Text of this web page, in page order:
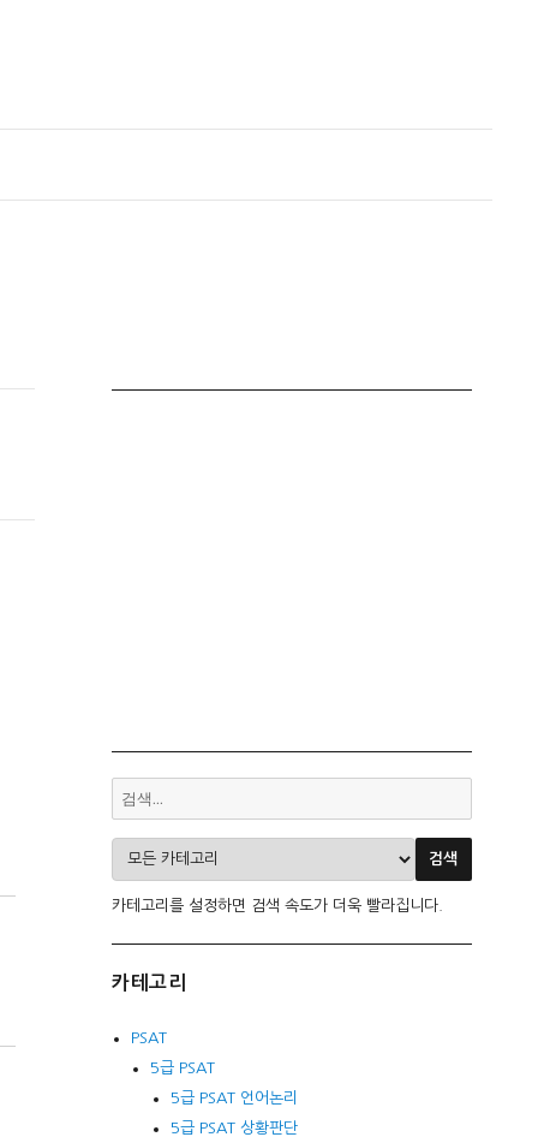
카테고리를 설정하면 검색 속도가 더욱 빨라집니다.
카테고리
PSAT
5급 PSAT
5급 PSAT 언어논리
5급 PSAT 상황판단